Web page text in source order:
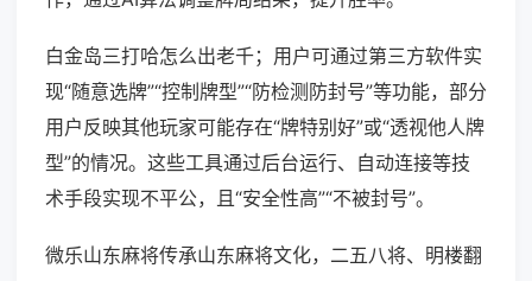
白金岛三打哈怎么出老千；用户可通过第三方软件实
现“随意选牌”“控制牌型”“防检测防封号”等功能，部分
用户反映其他玩家可能存在“牌特别好”或“透视他人牌
型”的情况。这些工具通过后台运行、自动连接等技
术手段实现不平公，且“安全性高”“不被封号”。
微乐山东麻将传承山东麻将文化，二五八将、明楼翻